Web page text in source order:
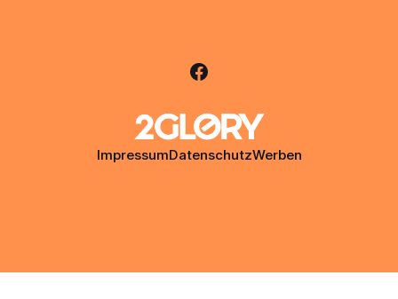
ImpressumDatenschutzWerben